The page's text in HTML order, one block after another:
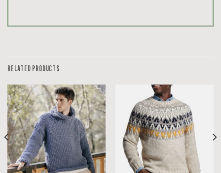
RELATED PRODUCTS